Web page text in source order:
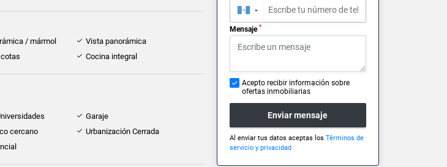
/ mármol
Vista panorámica
Cocina integral
Garaje
cercano
Urbanización Cerrada
▼
Mensaje *
Acepto recibir información sobre
ofertas inmobiliarias
Enviar mensaje
Al enviar tus datos aceptas los Términos de
servicio y privacidad